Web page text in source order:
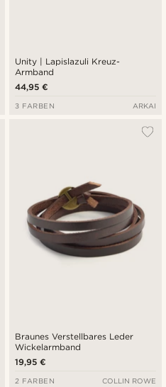
Unity | Lapislazuli Kreuz-
Armband
44,95 €
3 FARBEN ARKAI
Braunes Verstellbares Leder
Wickelarmband
19,95 €
2 FARBEN COLLIN ROWE